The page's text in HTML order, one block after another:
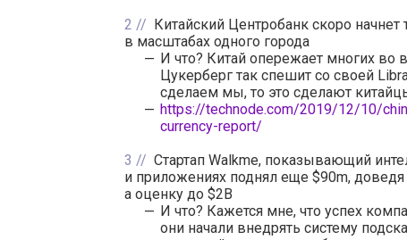
2
Китайский Центробанк скоро
в масштабах одного города
И что? Китай опережает многих
Цукерберг так спешит со своей
сделаем мы, то это сделают
https://technode.com/2019/12/10/
currency-report/
3
Стартап Walkme, показывающий
и приложениях поднял еще $90m,
а оценку до $2B
И что? Кажется мне, что успех
они начали внедрять систему